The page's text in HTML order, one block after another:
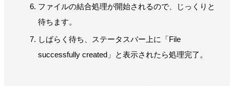
ファイルの結合処理が開始されるので、じっくりと
待ちます。
しばらく待ち、ステータスバー上に「File
successfully created」と表示されたら処理完了。